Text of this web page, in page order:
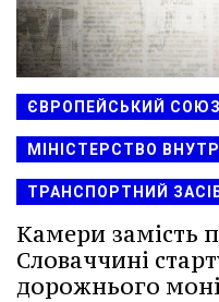
ЄВРОПЕЙСЬКИЙ СОЮЗ
МІНІСТЕРСТВО
ТРАНСПОРТНИЙ
Камери замість
Словаччині
дорожнього